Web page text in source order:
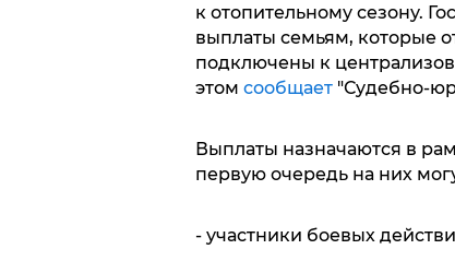
к отопительному сезону.
выплаты семьям, которые
подключены к
этом сообщает "Судебно-
Выплаты назначаются в
первую очередь на них
- участники боевых